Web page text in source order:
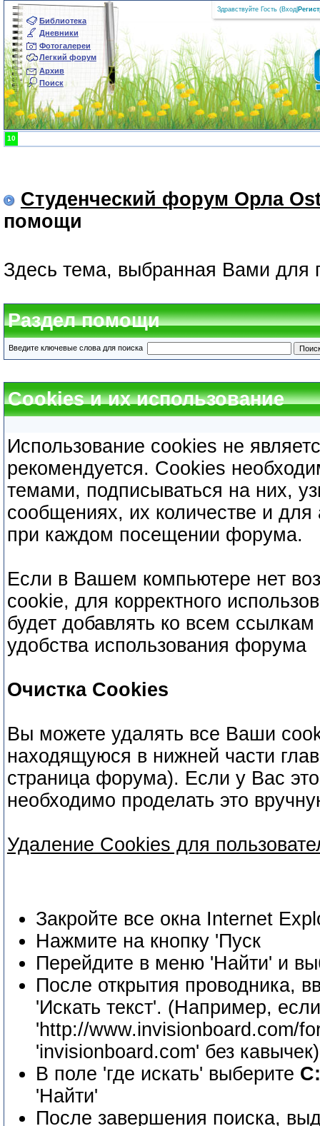
Библиотека
Дневники
Фотогалереи
Легкий форум
Архив
Поиск
Здравствуйте Гость (Вход
10
Студенческий форум Орла
помощи
Здесь тема, выбранная Вами для
Раздел помощи
Введите ключевые слова для поиска
Cookies и их использование
Использование cookies не
рекомендуется. Cookies
темами, подписываться на них,
сообщениях, их количестве и
при каждом посещении форума.
Если в Вашем компьютере нет
cookie, для корректного
будет добавлять ко всем
удобства использования форума
Очистка Cookies
Вы можете удалять все Ваши
находящуюся в нижней части
страница форума). Если у Вас
необходимо проделать это
Удаление Cookies для
Закройте все окна Internet
Нажмите на кнопку 'Пуск
Перейдите в меню 'Найти' и
После открытия проводника,
'Искать текст'. (Например,
'http://www.invisionboard.com/
'invisionboard.com' без кавычек)
В поле 'где искать' выберите
'Найти'
После завершения поиска,